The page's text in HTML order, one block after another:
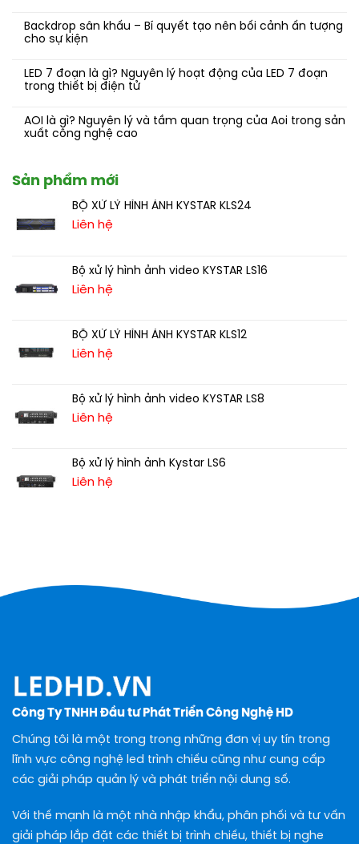
Backdrop sân khấu – Bí quyết tạo nên bối cảnh ấn tượng
cho sự kiện
LED 7 đoạn là gì? Nguyên lý hoạt động của LED 7 đoạn
trong thiết bị điện tử
AOI là gì? Nguyên lý và tầm quan trọng của Aoi trong sản
xuất công nghệ cao
Sản phẩm mới
BỘ XỬ LÝ HÌNH ẢNH KYSTAR KLS24
Liên hệ
Bộ xử lý hình ảnh video KYSTAR LS16
Liên hệ
BỘ XỬ LÝ HÌNH ẢNH KYSTAR KLS12
Liên hệ
Bộ xử lý hình ảnh video KYSTAR LS8
Liên hệ
Bộ xử lý hình ảnh Kystar LS6
Liên hệ
Công Ty TNHH Đầu tư Phát Triển Công Nghệ HD
Chúng tôi là một trong trong những đơn vị uy tín trong
lĩnh vực công nghệ led trình chiếu cũng như cung cấp
các giải pháp quản lý và phát triển nội dung số.
Với thế mạnh là một nhà nhập khẩu, phân phối và tư vấn
giải pháp lắp đặt các thiết bị trình chiếu, thiết bị nghe